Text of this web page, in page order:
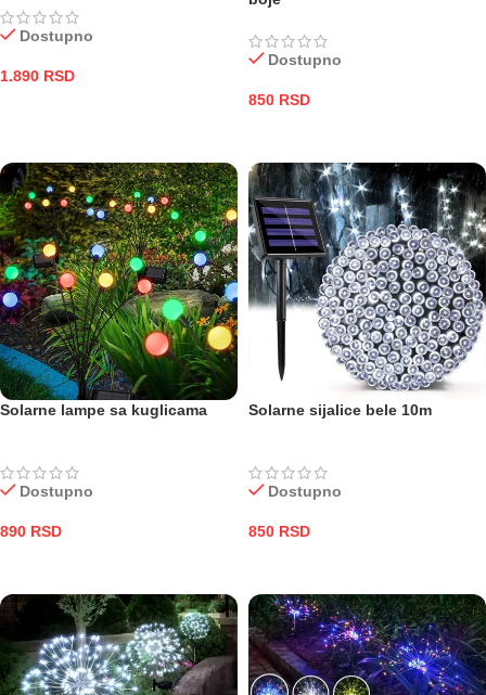
Dostupno
1.890 RSD
Dostupno
850 RSD
Solarne lampe sa kuglicama
Dostupno
890 RSD
Solarne sijalice bele 10m
Dostupno
850 RSD